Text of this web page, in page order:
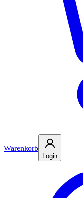
Warenkorb
Login